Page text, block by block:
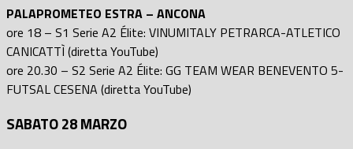
PALAPROMETEO ESTRA – ANCONA
ore 18 – S1 Serie A2 Élite: VINUMITALY PETRARCA-ATLETICO
CANICATTÌ (diretta YouTube)
ore 20.30 – S2 Serie A2 Élite: GG TEAM WEAR BENEVENTO 5-
FUTSAL CESENA (diretta YouTube)
SABATO 28 MARZO